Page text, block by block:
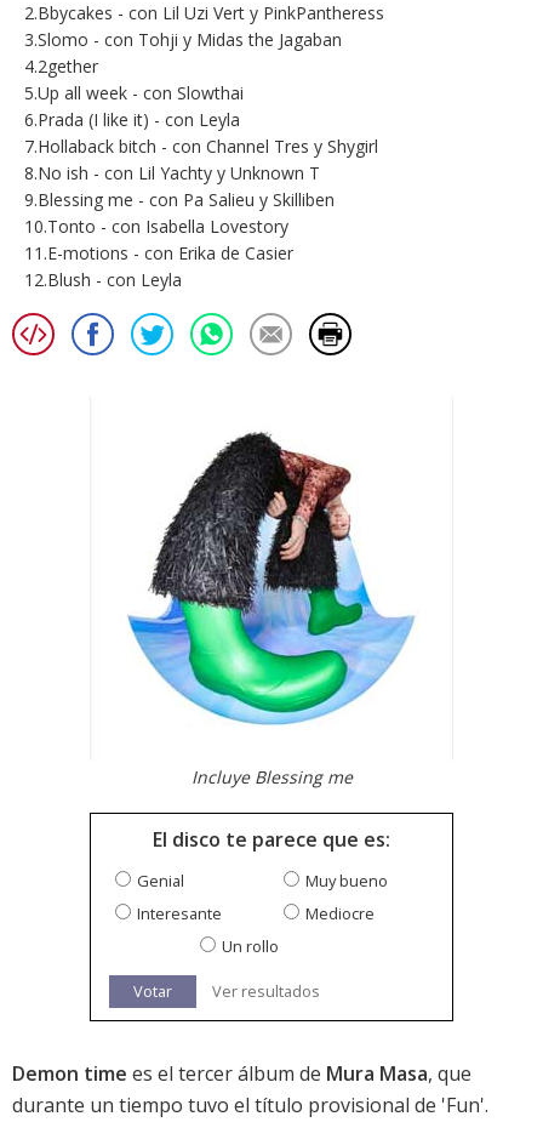
2.Bbycakes - con Lil Uzi Vert y PinkPantheress
3.Slomo - con Tohji y Midas the Jagaban
4.2gether
5.Up all week - con Slowthai
6.Prada (I like it) - con Leyla
7.Hollaback bitch - con Channel Tres y Shygirl
8.No ish - con Lil Yachty y Unknown T
9.Blessing me - con Pa Salieu y Skilliben
10.Tonto - con Isabella Lovestory
11.E-motions - con Erika de Casier
12.Blush - con Leyla
Incluye Blessing me
El disco te parece que es:
Genial
Muy bueno
Interesante
Mediocre
Un rollo
Votar Ver resultados
Demon time es el tercer álbum de Mura Masa, que
durante un tiempo tuvo el título provisional de 'Fun'.